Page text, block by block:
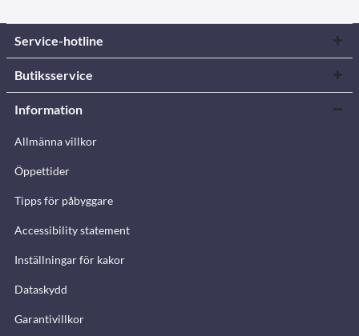
Service-hotline
Butiksservice
Information
Allmänna villkor
Öppettider
Tipps för påbyggare
Accessibility statement
Inställningar för kakor
Dataskydd
Garantivillkor